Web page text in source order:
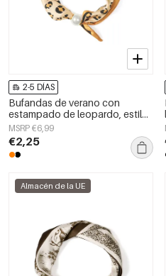
2-5 DÍAS
Bufandas de verano con
estampado de leopardo, estilo
casual, de poliéster, accesorios
para el día a día.
MSRP €6,99
€2,25
Almacén de la UE